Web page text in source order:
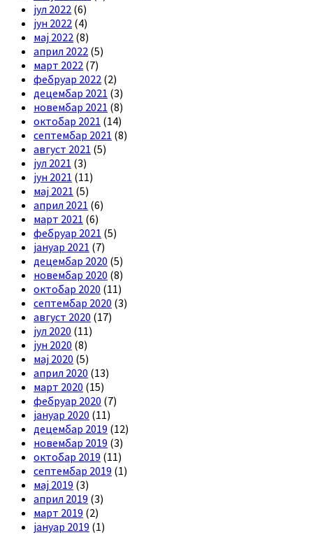
јул 2022 (6)
јун 2022 (4)
мај 2022 (8)
април 2022 (5)
март 2022 (7)
фебруар 2022 (2)
децембар 2021 (3)
новембар 2021 (8)
октобар 2021 (14)
септембар 2021 (8)
август 2021 (5)
јул 2021 (3)
јун 2021 (11)
мај 2021 (5)
април 2021 (6)
март 2021 (6)
фебруар 2021 (5)
јануар 2021 (7)
децембар 2020 (5)
новембар 2020 (8)
октобар 2020 (11)
септембар 2020 (3)
август 2020 (17)
јул 2020 (11)
јун 2020 (8)
мај 2020 (5)
април 2020 (13)
март 2020 (15)
фебруар 2020 (7)
јануар 2020 (11)
децембар 2019 (12)
новембар 2019 (3)
октобар 2019 (11)
септембар 2019 (1)
мај 2019 (3)
април 2019 (3)
март 2019 (2)
јануар 2019 (1)